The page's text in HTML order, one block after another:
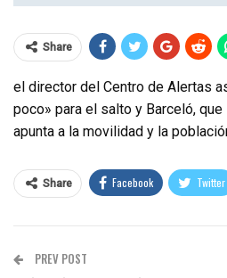
Share
el director del Centro de Alertas
poco» para el salto y Barceló,
apunta a la movilidad y la
Share Facebook Twitter
PREV POST